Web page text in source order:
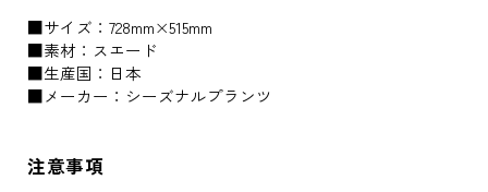
■サイズ：728mm×515mm
■素材：スエード
■生産国：日本
■メーカー：シーズナルプランツ
注意事項